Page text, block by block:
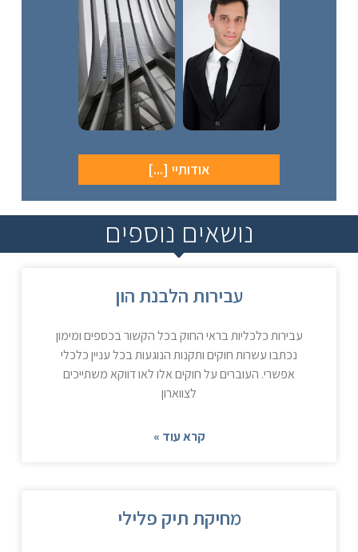
אודותיי [...]
נושאים נוספים
עבירות הלבנת הון
עבירות כלכליות בראי החוק בכל הקשור בכספים ומימון
נכתבו עשרות חוקים ותקנות הנוגעות בכל עניין כלכלי
אפשרי. העוברים על חוקים אלו לאו דווקא משתייכים
לצווארון
קרא עוד »
מחיקת תיק פלילי